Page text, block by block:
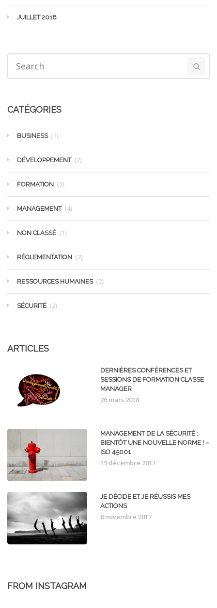
JUILLET 2016
CATÉGORIES
BUSINESS (1)
DÉVELOPPEMENT (2)
FORMATION (2)
MANAGEMENT (4)
NON CLASSÉ (1)
RÉGLEMENTATION (2)
RESSOURCES HUMAINES (2)
SÉCURITÉ (2)
ARTICLES
DERNIÈRES CONFÉRENCES ET
SESSIONS DE FORMATION CLASSE
MANAGER
26 mars 2018
MANAGEMENT DE LA SÉCURITÉ :
BIENTÔT UNE NOUVELLE NORME ! –
ISO 45001
19 décembre 2017
JE DÉCIDE ET JE RÉUSSIS MES
ACTIONS
8 novembre 2017
FROM INSTAGRAM